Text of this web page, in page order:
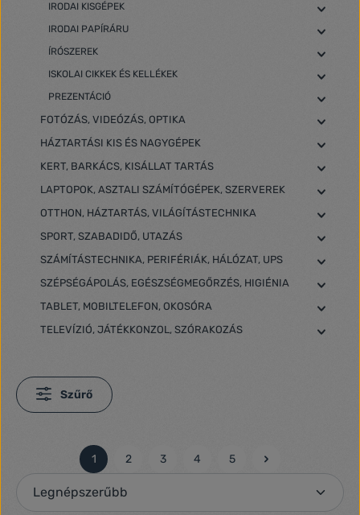
IRODAI KISGÉPEK
IRODAI PAPÍRÁRU
ÍRÓSZEREK
ISKOLAI CIKKEK ÉS KELLÉKEK
PREZENTÁCIÓ
FOTÓZÁS, VIDEÓZÁS, OPTIKA
HÁZTARTÁSI KIS ÉS NAGYGÉPEK
KERT, BARKÁCS, KISÁLLAT TARTÁS
LAPTOPOK, ASZTALI SZÁMÍTÓGÉPEK, SZERVEREK
OTTHON, HÁZTARTÁS, VILÁGÍTÁSTECHNIKA
SPORT, SZABADIDŐ, UTAZÁS
SZÁMÍTÁSTECHNIKA, PERIFÉRIÁK, HÁLÓZAT, UPS
SZÉPSÉGÁPOLÁS, EGÉSZSÉGMEGŐRZÉS, HIGIÉNIA
TABLET, MOBILTELEFON, OKOSÓRA
TELEVÍZIÓ, JÁTÉKKONZOL, SZÓRAKOZÁS
Szűrő
Oldal
1
Oldal
2
Oldal
3
Oldal
4
Oldal
5